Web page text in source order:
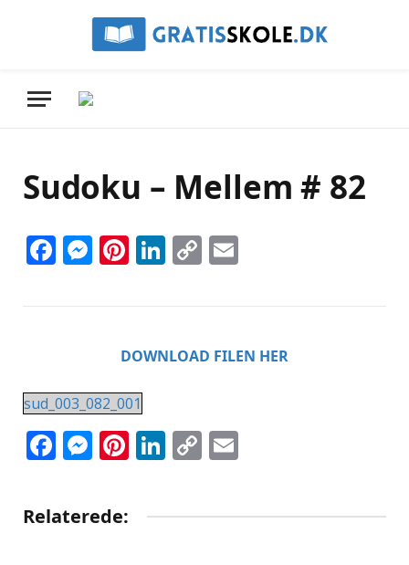
Sudoku – Mellem # 82
Facebook
Messenger
Pinterest
LinkedIn
Copy
DOWNLOAD FILEN HER
sud_003_082_001
Facebook
Messenger
Pinterest
LinkedIn
Copy
Relaterede: